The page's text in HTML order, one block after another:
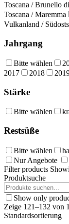
Toscana / Brunello
Toscana / Maremma
Vulkanland /
Jahrgang
Bitte wählen
2017
2018
Stärke
Bitte wählen
Restsüße
Bitte wählen
Nur Angebote
Filter products
Produktsuche
Show only
Zeige 121–132 von
Standardsortierung